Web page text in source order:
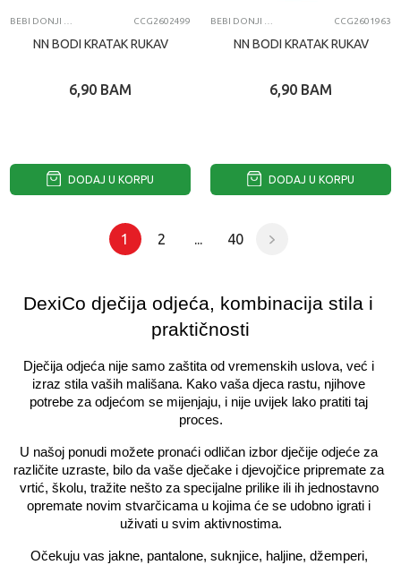
CCG2602499
NN BODI KRATAK RUKAV
6,90 BAM
DODAJ U KORPU
CCG2601963
NN BODI KRATAK RUKAV
6,90 BAM
DODAJ U KORPU
1 2 ... 40
DexiCo dječija odjeća, kombinacija stila i
praktičnosti
Dječija odjeća nije samo zaštita od vremenskih uslova, već i
izraz stila vaših mališana. Kako vaša djeca rastu, njihove
potrebe za odjećom se mijenjaju, i nije uvijek lako pratiti taj
proces.
U našoj ponudi možete pronaći odličan izbor dječije odjeće za
različite uzraste, bilo da vaše dječake i djevojčice pripremate za
vrtić, školu, tražite nešto za specijalne prilike ili ih jednostavno
opremate novim stvarčicama u kojima će se udobno igrati i
uživati u svim aktivnostima.
Očekuju vas jakne, pantalone, suknjice, haljine, džemperi,